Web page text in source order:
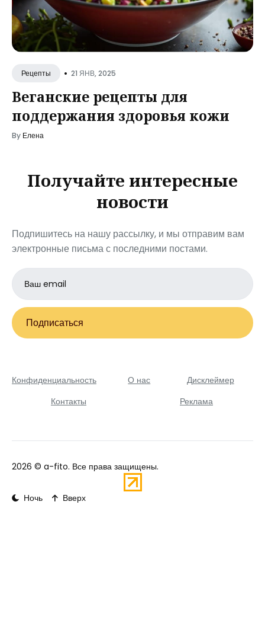
Рецепты • 21 ЯНВ, 2025
Веганские рецепты для
поддержания здоровья кожи
By Елена
Получайте интересные
новости
Подпишитесь на нашу рассылку, и мы отправим вам
электронные письма с последними постами.
Email
address
Подписаться
Конфиденциальность О нас
Дисклеймер
Контакты
Реклама
2026 © a-fito. Все права защищены.
Ночь Вверх